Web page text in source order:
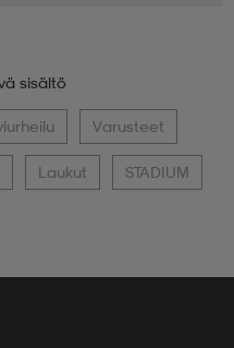
sisältö
Varusteet
Laukut STADIUM